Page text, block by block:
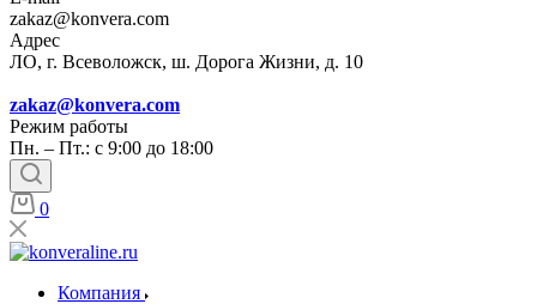
zakaz@konvera.com
Адрес
ЛО, г. Всеволожск, ш. Дорога Жизни, д. 10
zakaz@konvera.com
Режим работы
Пн. – Пт.: с 9:00 до 18:00
0
Компания